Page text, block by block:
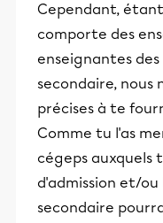
Cependant,
comporte des
enseignantes
secondaire, nous
précises à te
Comme tu l'as
cégeps auxquels
d'admission et/
secondaire